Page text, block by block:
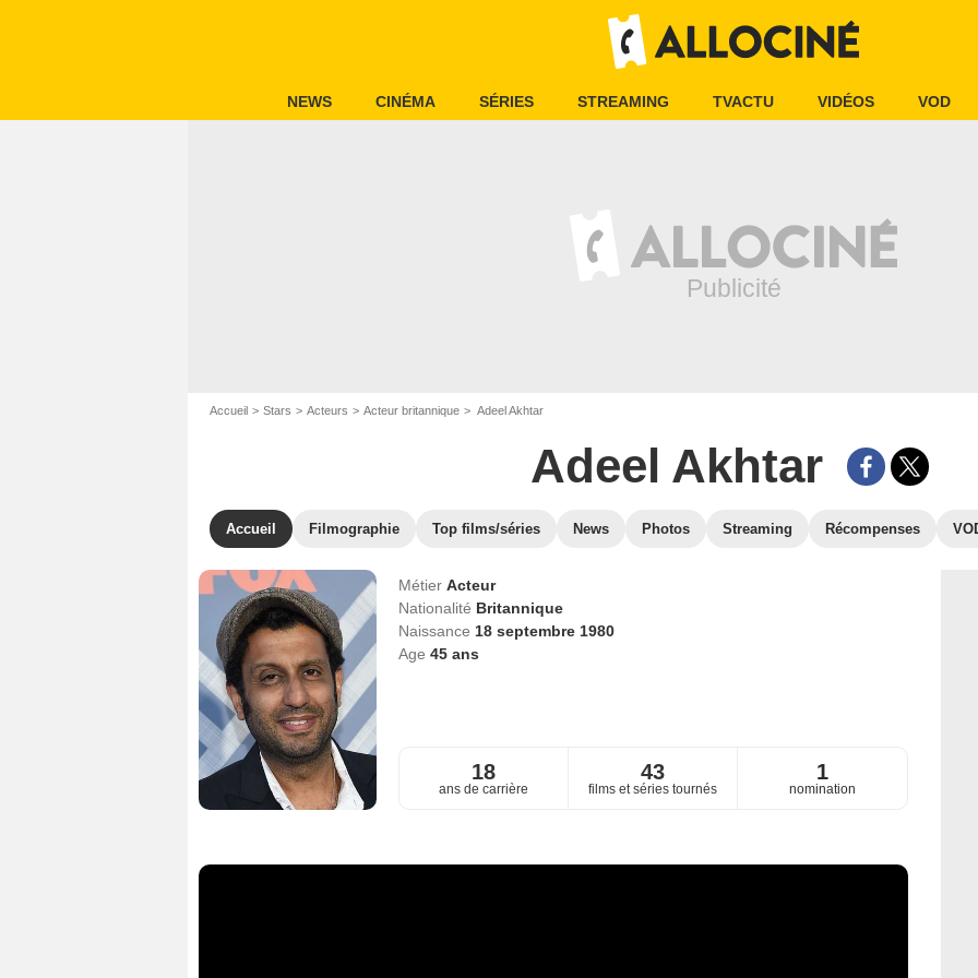
NEWS CINÉMA SÉRIES STREAMING TVACTU VIDÉOS VOD
Accueil Stars Acteurs Acteur britannique Adeel Akhtar
Adeel Akhtar
Accueil Filmographie Top films/séries News Photos Streaming Récompenses
Métier Acteur
Nationalité Britannique
Naissance 18 septembre 1980
Age 45ans
18
ans de carrière
43
films et séries tournés
1
nomination